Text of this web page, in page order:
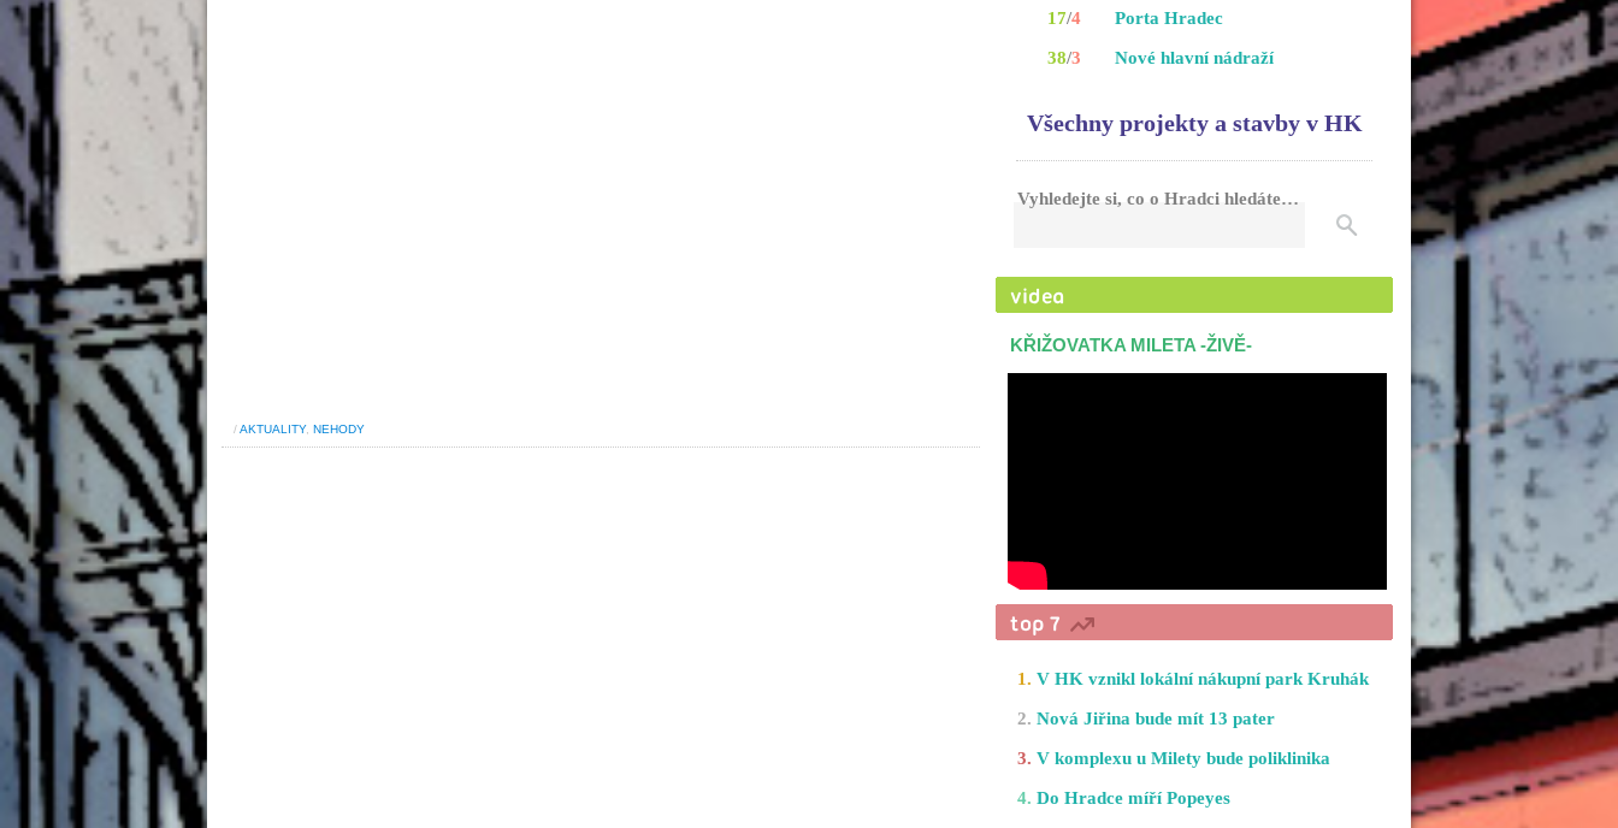
/AKTUALITY, NEHODY
17/4
38/3
Porta Hradec
Nové hlavní nádraží
Všechny projekty a stavby v HK
Vyhledejte si, co o Hradci hledáte…
KŘIŽOVATKA MILETA -ŽIVĚ-
1. V HK vznikl lokální nákupní park Kruhák
2. Nová Jiřina bude mít 13 pater
3. V komplexu u Milety bude poliklinika
4. Do Hradce míří Popeyes